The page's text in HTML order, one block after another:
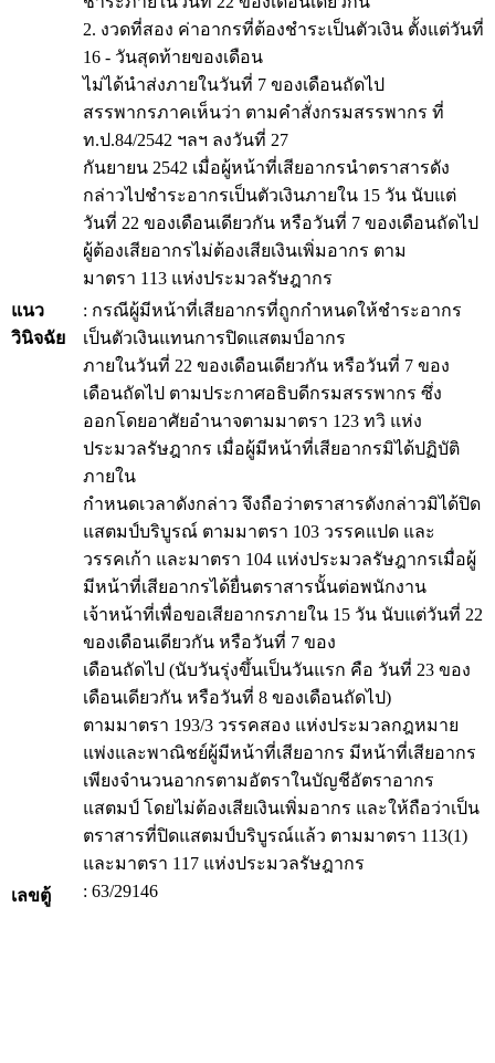
2. งวดที่สอง ค่าอากรที่ต้องชำระเป็นตัวเงิน ตั้งแต่วันที่
16 - วันสุดท้ายของเดือน
ไม่ได้นำส่งภายในวันที่ 7 ของเดือนถัดไป
สรรพากรภาคเห็นว่า ตามคำสั่งกรมสรรพากร ที่
ท.ป.84/2542 ฯลฯ ลงวันที่ 27
กันยายน 2542 เมื่อผู้หน้าที่เสียอากรนำตราสารดัง
กล่าวไปชำระอากรเป็นตัวเงินภายใน 15 วัน นับแต่
วันที่ 22 ของเดือนเดียวกัน หรือวันที่ 7 ของเดือนถัดไป
ผู้ต้องเสียอากรไม่ต้องเสียเงินเพิ่มอากร ตาม
มาตรา 113 แห่งประมวลรัษฎากร
แนว
วินิจฉัย
: กรณีผู้มีหน้าที่เสียอากรที่ถูกกำหนดให้ชำระอากร
เป็นตัวเงินแทนการปิดแสตมป์อากร
ภายในวันที่ 22 ของเดือนเดียวกัน หรือวันที่ 7 ของ
เดือนถัดไป ตามประกาศอธิบดีกรมสรรพากร ซึ่ง
ออกโดยอาศัยอำนาจตามมาตรา 123 ทวิ แห่ง
ประมวลรัษฎากร เมื่อผู้มีหน้าที่เสียอากรมิได้ปฏิบัติ
ภายใน
กำหนดเวลาดังกล่าว จึงถือว่าตราสารดังกล่าวมิได้ปิด
แสตมป์บริบูรณ์ ตามมาตรา 103 วรรคแปด และ
วรรคเก้า และมาตรา 104 แห่งประมวลรัษฎากรเมื่อผู้
มีหน้าที่เสียอากรได้ยื่นตราสารนั้นต่อพนักงาน
เจ้าหน้าที่เพื่อขอเสียอากรภายใน 15 วัน นับแต่วันที่ 22
ของเดือนเดียวกัน หรือวันที่ 7 ของ
เดือนถัดไป (นับวันรุ่งขึ้นเป็นวันแรก คือ วันที่ 23 ของ
เดือนเดียวกัน หรือวันที่ 8 ของเดือนถัดไป)
ตามมาตรา 193/3 วรรคสอง แห่งประมวลกฎหมาย
แพ่งและพาณิชย์ผู้มีหน้าที่เสียอากร มีหน้าที่เสียอากร
เพียงจำนวนอากรตามอัตราในบัญชีอัตราอากร
แสตมป์ โดยไม่ต้องเสียเงินเพิ่มอากร และให้ถือว่าเป็น
ตราสารที่ปิดแสตมป์บริบูรณ์แล้ว ตามมาตรา 113(1)
และมาตรา 117 แห่งประมวลรัษฎากร
เลขตู้
: 63/29146